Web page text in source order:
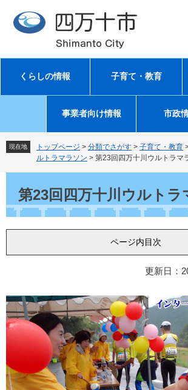
先
す
を
し
文
くらしの情報 子育て・教育
事業者向け情報 市政
現在地 トップページ > 分類でさがす > 子育て・教育
ルトラマラソン > 第23回四万十川ウルトラマ
第23回四万十川ウルトラ
ページ内目次
更新日：